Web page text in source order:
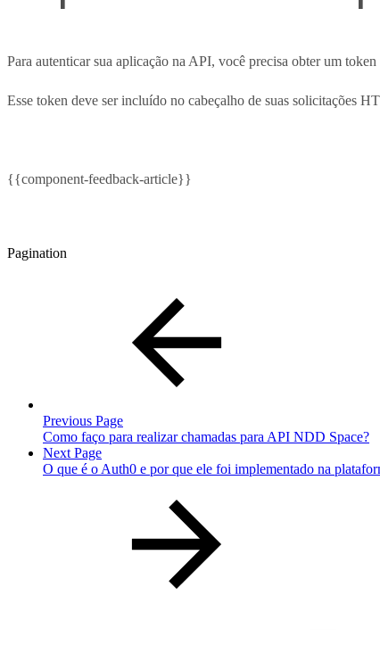
Para autenticar sua aplicação na API, você precisa obter um
Esse token deve ser incluído no cabeçalho de suas solicitações
{{component-feedback-article}}
Pagination
Previous Page
Como faço para realizar chamadas para API NDD Space?
Next Page
O que é o Auth0 e por que ele foi implementado na